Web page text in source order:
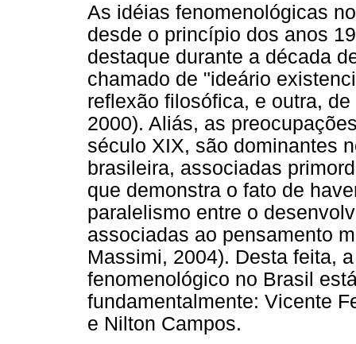
As idéias fenomenológicas
desde o princípio dos anos
destaque durante a década
chamado de "ideário
reflexão filosófica, e outra,
2000). Aliás, as
século XIX, são dominantes
brasileira, associadas
que demonstra o fato de
paralelismo entre o
associadas ao pensamento
Massimi, 2004). Desta feita,
fenomenológico no Brasil
fundamentalmente: Vicente
e Nilton Campos.